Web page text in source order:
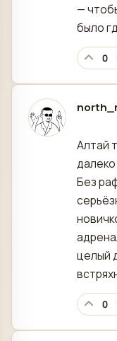
—
было
0
Алтай
Без
целый
0